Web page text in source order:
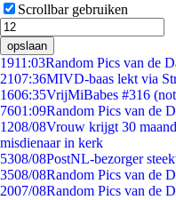
Scrollbar gebruiken
opslaan
1911:03Random Pics van de
2107:36MIVD-baas lekt via
1606:35VrijMiBabes #316
7601:09Random Pics van de
1208/08Vrouw krijgt 30
misdienaar in kerk
5308/08PostNL-bezorger
3508/08Random Pics van de
2007/08Random Pics van de